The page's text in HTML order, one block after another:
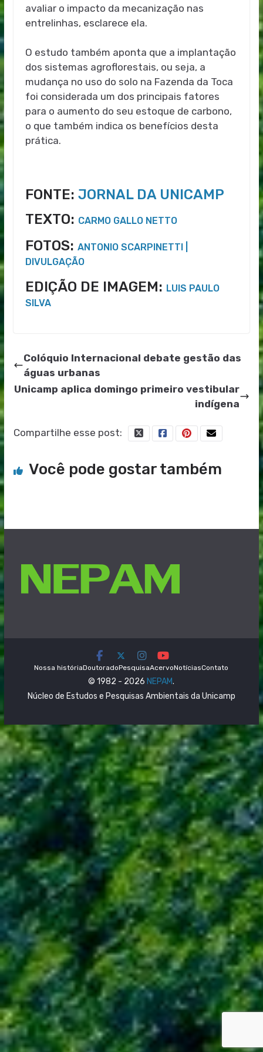
avaliar o impacto da mecanização nas
entrelinhas, esclarece ela.
O estudo também aponta que a implantação
dos sistemas agroflorestais, ou seja, a
mudança no uso do solo na Fazenda da Toca
foi considerada um dos principais fatores
para o aumento do seu estoque de carbono,
o que também indica os benefícios desta
prática.
FONTE: JORNAL DA UNICAMP
TEXTO: CARMO GALLO NETTO
FOTOS: ANTONIO SCARPINETTI |
DIVULGAÇÃO
EDIÇÃO DE IMAGEM: LUIS PAULO
SILVA
Colóquio Internacional debate gestão das
águas urbanas
Unicamp aplica domingo primeiro vestibular
indígena
Compartilhe esse post:
Você pode gostar também
Nossa históriaDoutoradoPesquisaAcervoNotíciasContato
© 1982 - 2026 NEPAM.
Núcleo de Estudos e Pesquisas Ambientais da Unicamp